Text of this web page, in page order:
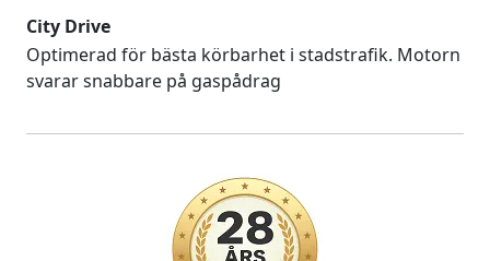
City Drive
Optimerad för bästa körbarhet i stadstrafik. Motorn
svarar snabbare på gaspådrag